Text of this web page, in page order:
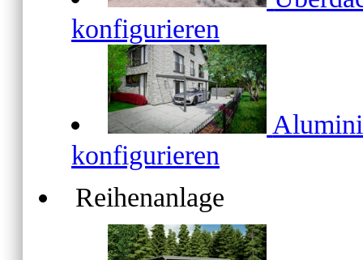
konfigurieren
konfigurieren
Reihenanlage